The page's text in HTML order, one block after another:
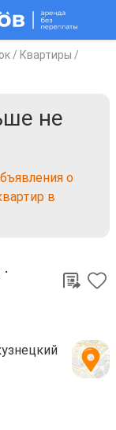
/ Квартиры /
не
о
в
⋅